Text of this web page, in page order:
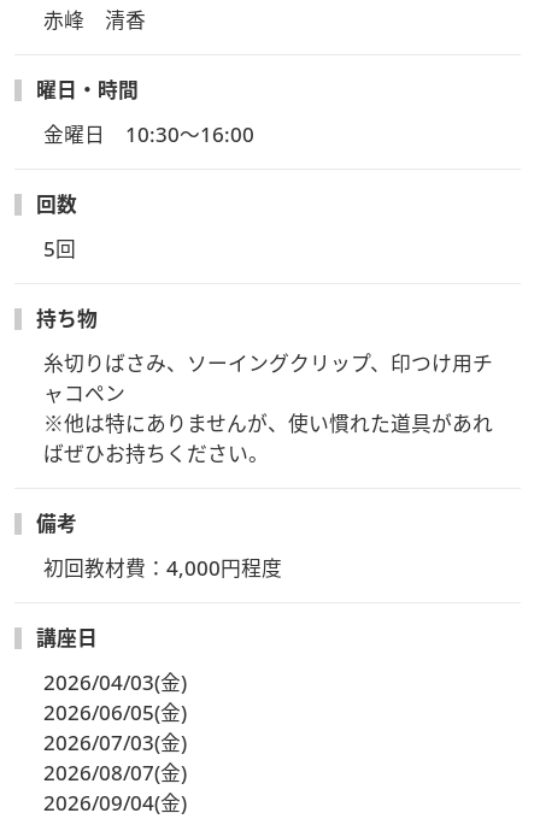
赤峰　清香
曜日・時間
金曜日　10:30～16:00
回数
5回
持ち物
糸切りばさみ、ソーイングクリップ、印つけ用チ
ャコペン
※他は特にありませんが、使い慣れた道具があれ
ばぜひお持ちください。
備考
初回教材費：4,000円程度
講座日
2026/04/03(金)
2026/06/05(金)
2026/07/03(金)
2026/08/07(金)
2026/09/04(金)